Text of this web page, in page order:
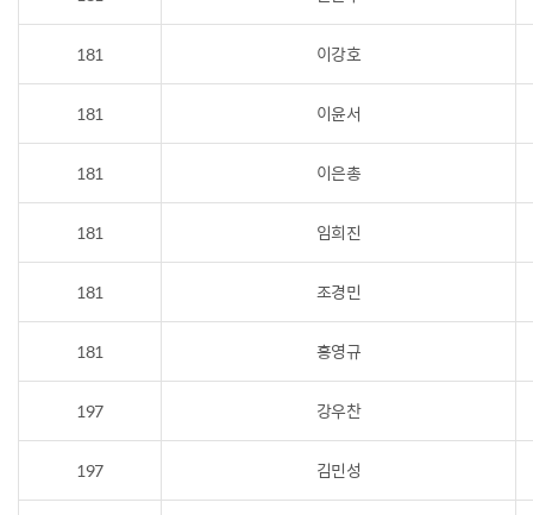
181 이강호
181 이윤서
181 이은총
181 임희진
181 조경민
181 홍영규
197 강우찬
197 김민성